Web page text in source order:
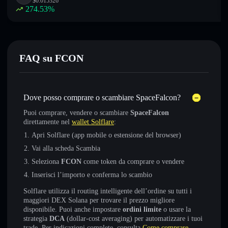
274.53%
FAQ su FCON
Dove posso comprare o scambiare SpaceFalcon?
Puoi comprare, vendere o scambiare SpaceFalcon
direttamente nel wallet Solflare:
Apri Solflare (app mobile o estensione del browser)
Vai alla scheda Scambia
Seleziona FCON come token da comprare o vendere
Inserisci l’importo e conferma lo scambio
Solflare utilizza il routing intelligente dell’ordine su tutti i
maggiori DEX Solana per trovare il prezzo migliore
disponibile. Puoi anche impostare ordini limite o usare la
strategia DCA (dollar-cost averaging) per automatizzare i tuoi